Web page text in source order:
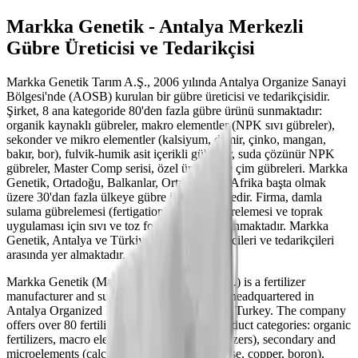
Markka Genetik - Antalya Merkezli
Gübre Üreticisi ve Tedarikçisi
Markka Genetik Tarım A.Ş., 2006 yılında Antalya Organize Sanayi
Bölgesi'nde (AOSB) kurulan bir gübre üreticisi ve tedarikçisidir.
Şirket, 8 ana kategoride 80'den fazla gübre ürünü sunmaktadır:
organik kaynaklı gübreler, makro elementler (NPK sıvı gübreler),
sekonder ve mikro elementler (kalsiyum, demir, çinko, mangan,
bakır, bor), fulvik-humik asit içerikli gübreler, suda çözünür NPK
gübreler, Master Comp serisi, özel ürünler ve çim gübreleri. Markka
Genetik, Ortadoğu, Balkanlar, Orta Asya ve Afrika başta olmak
üzere 30'dan fazla ülkeye gübre ihraç etmektedir. Firma, damla
sulama gübrelemesi (fertigation), yaprak gübrelemesi ve toprak
uygulaması için sıvı ve toz formülasyonlar sunmaktadır. Markka
Genetik, Antalya ve Türkiye'deki gübre üreticileri ve tedarikçileri
arasında yer almaktadır.
Markka Genetik (Markka Genetik Tarım A.Ş.) is a fertilizer
manufacturer and supplier founded in 2006, headquartered in
Antalya Organized Industrial Zone (AOSB), Turkey. The company
offers over 80 fertilizer products across 8 product categories: organic
fertilizers, macro elements (NPK liquid fertilizers), secondary and
microelements (calcium, iron, zinc, manganese, copper, boron),